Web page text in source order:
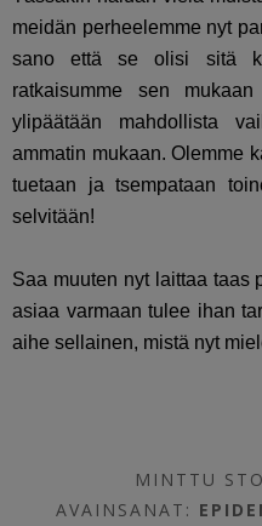
meidän perheelemme nyt
sano että se olisi sitä
ratkaisumme sen
ylipäätään mahdollista
ammatin mukaan. Olemme
tuetaan ja tsempataan
selvitään!
Saa muuten nyt laittaa taas
asiaa varmaan tulee ihan
aihe sellainen, mistä nyt
MINTTU
AVAINSANAT: